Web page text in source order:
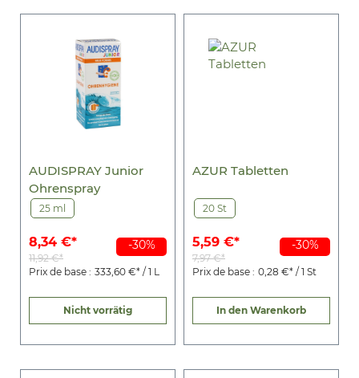
-30%
AUDISPRAY Junior
Ohrenspray
25 ml
8,34 €*
11,92 €*
Prix de base : 333,60 €* / 1 L
Nicht vorrätig
-30%
AZUR Tabletten
20 St
5,59 €*
7,97 €*
Prix de base : 0,28 €* / 1 St
In den Warenkorb